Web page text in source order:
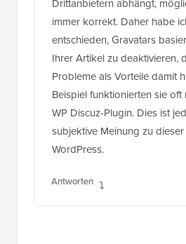
Drittanbietern abhängt,
immer korrekt. Daher habe
entschieden, Gravatars
Ihrer Artikel zu deaktivieren,
Probleme als Vorteile damit
Beispiel funktionierten sie
WP Discuz-Plugin. Dies ist
subjektive Meinung zu
WordPress.
Antworten